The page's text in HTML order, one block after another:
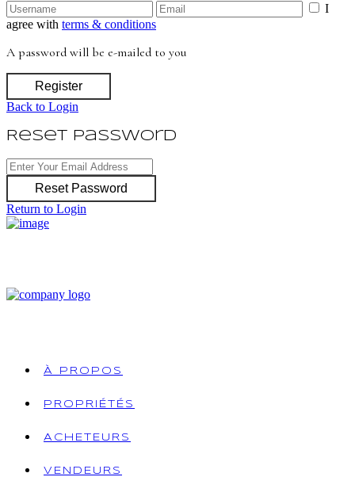
I
agree with terms & conditions
A password will be e-mailed to you
Register
Back to Login
Reset Password
Reset Password
Return to Login
À PROPOS
PROPRIÉTÉS
ACHETEURS
VENDEURS